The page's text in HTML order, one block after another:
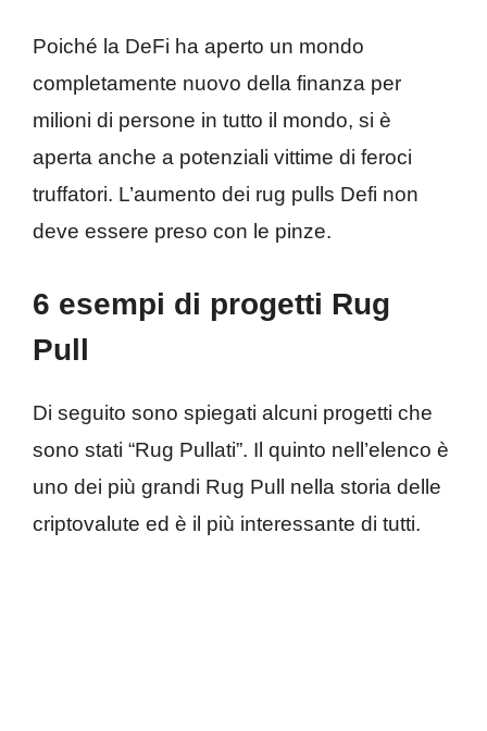
Poiché la DeFi ha aperto un mondo
completamente nuovo della finanza per
milioni di persone in tutto il mondo, si è
aperta anche a potenziali vittime di feroci
truffatori. L’aumento dei rug pulls Defi non
deve essere preso con le pinze.
6 esempi di progetti Rug
Pull
Di seguito sono spiegati alcuni progetti che
sono stati “Rug Pullati”. Il quinto nell’elenco è
uno dei più grandi Rug Pull nella storia delle
criptovalute ed è il più interessante di tutti.